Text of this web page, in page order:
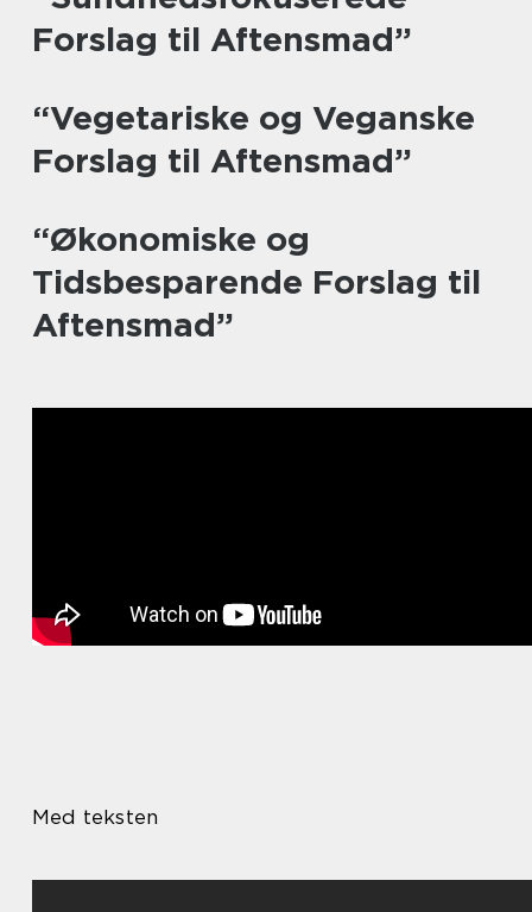
Forslag til Aftensmad”
“Vegetariske og Veganske
Forslag til Aftensmad”
“Økonomiske og
Tidsbesparende Forslag til
Aftensmad”
Med teksten